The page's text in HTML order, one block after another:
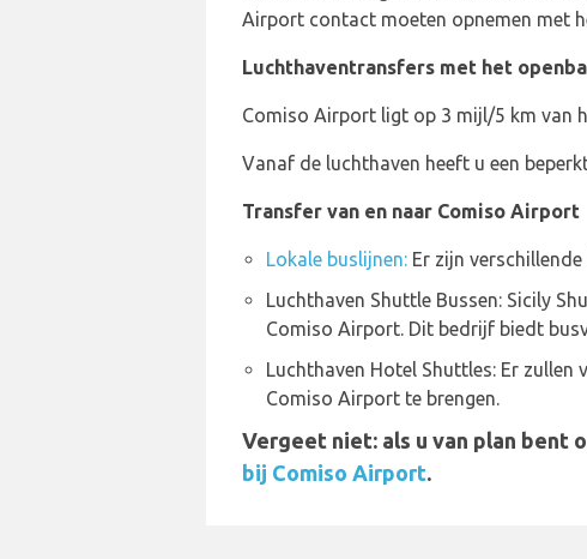
Airport contact moeten opnemen met
Luchthaventransfers met het
Comiso Airport ligt op 3 mijl/5 km van
Vanaf de luchthaven heeft u een
Transfer van en naar Comiso Airport
Lokale buslijnen: Er zijn
Luchthaven Shuttle Bussen: Sicily
Comiso Airport. Dit bedrijf biedt
Luchthaven Hotel Shuttles: Er zullen
Comiso Airport te brengen.
Vergeet niet: als u van plan bent
bij Comiso Airport.